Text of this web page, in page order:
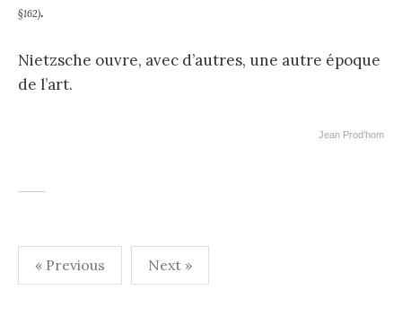
§162).
Nietzsche ouvre, avec d’autres, une autre époque
de l’art.
Jean Prod’hom
Pagination
des
« Previous Next »